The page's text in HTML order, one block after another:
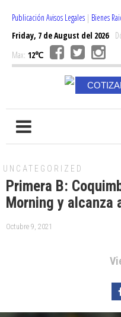
Publicación Avisos Legales | Bienes
Friday, 7 de August del 2026
Max: 12℃
UNCATEGORIZED
Primera B:
Morning y alcanza
Octubre 9, 2021